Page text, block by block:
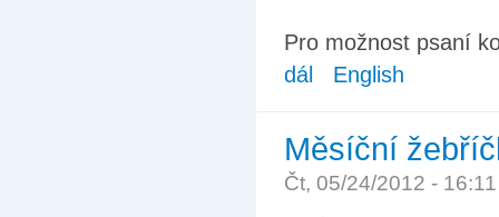
Pro možnost psaní
dál
English
Měsíční
Čt, 05/24/2012 -